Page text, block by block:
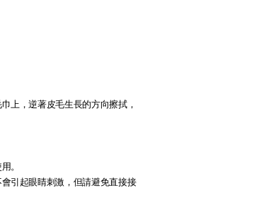
上，逆著皮毛生長的方向擦拭，
。
引起眼睛刺激，但請避免直接接